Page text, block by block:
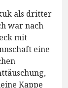
als dritter
war nach
mit
eine
Kappe